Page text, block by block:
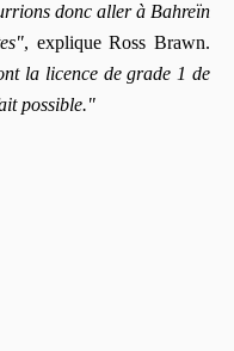
donc aller à Bahreïn
, explique Ross Brawn.
la licence de grade 1 de
possible."